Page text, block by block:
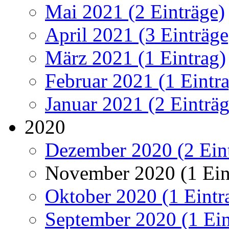
Mai 2021 (2 Einträge)
April 2021 (3
März 2021 (1 Eintrag)
Februar 2021 (1
Januar 2021 (2
2020
Dezember 2020 (2
November 2020 (1
Oktober 2020 (1
September 2020 (1